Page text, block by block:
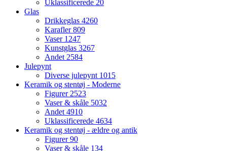
Uklassificerede 20
Glas
Drikkeglas 4260
Karafler809
Vaser 1247
Kunstglas 3267
Andet 2584
Julepynt
Diverse julepynt 1015
Keramik og stentøj - Moderne
Figurer 2523
Vaser & skåle 5032
Andet 4910
Uklassificerede 4634
Keramik og stentøj - ældre og antik
Figurer90
Vaser & skåle 134